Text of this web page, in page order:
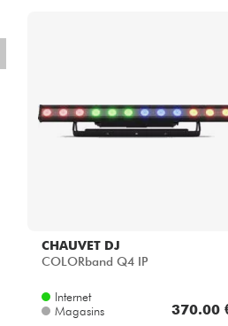
CHAUVET DJ
COLORband Q4 IP
Internet
Magasins
370.00